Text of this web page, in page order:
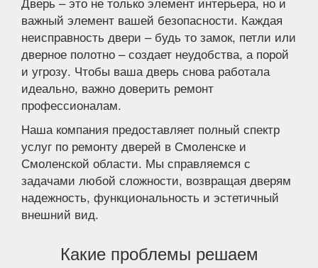
важный элемент вашей безопасности. Каждая
неисправность двери – будь то замок, петли или
дверное полотно – создает неудобства, а порой
и угрозу. Чтобы ваша дверь снова работала
идеально, важно доверить ремонт
профессионалам.
Наша компания предоставляет полный спектр
услуг по ремонту дверей в Смоленске и
Смоленской области. Мы справляемся с
задачами любой сложности, возвращая дверям
надежность, функциональность и эстетичный
внешний вид.
Какие проблемы решаем